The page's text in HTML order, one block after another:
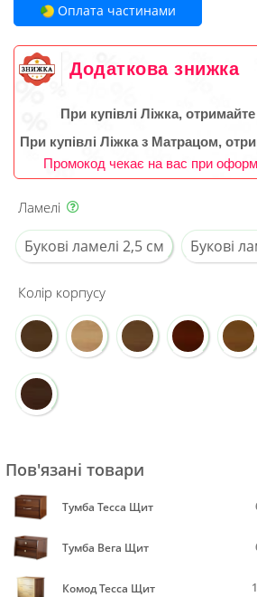
Оплата частинами
Додаткова знижка
При купівлі Ліжка, отримайте
При купівлі Ліжка з Матрацом,
Промокод чекає на вас при
Ламелі
Букові ламелі 2,5 см Букові
Колір корпусу
Пов'язані товари
Тумба Тесса Щит
Тумба Вега Щит
Комод Тесса Щит